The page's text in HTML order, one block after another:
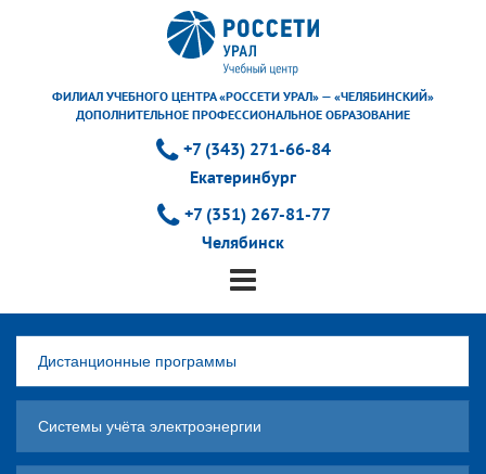
ФИЛИАЛ УЧЕБНОГО ЦЕНТРА «РОССЕТИ УРАЛ» — «ЧЕЛЯБИНСКИЙ»
ДОПОЛНИТЕЛЬНОЕ ПРОФЕССИОНАЛЬНОЕ ОБРАЗОВАНИЕ
+7 (343) 271-66-84
Екатеринбург
+7 (351) 267-81-77
Челябинск
Дистанционные программы
Системы учёта электроэнергии